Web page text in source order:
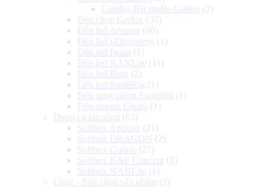
Combo đèn studio Godox (2)
Đèn chụp Godox (37)
Đèn led Aputure (66)
Đèn led i-Discovery (1)
Đèn led Iwata (1)
Đèn led NANLite (11)
Đèn led Ring (2)
Đèn led SmallRig (1)
Đèn quay phim Spotlight (1)
Đèn stream Elgato (1)
Dụng cụ tản sáng (62)
Softbox Aputure (21)
Softbox DRAGON (2)
Softbox Godox (27)
Softbox K&F Concept (3)
Softbox NANLite (1)
Lồng - Bàn chụp sản phẩm (2)